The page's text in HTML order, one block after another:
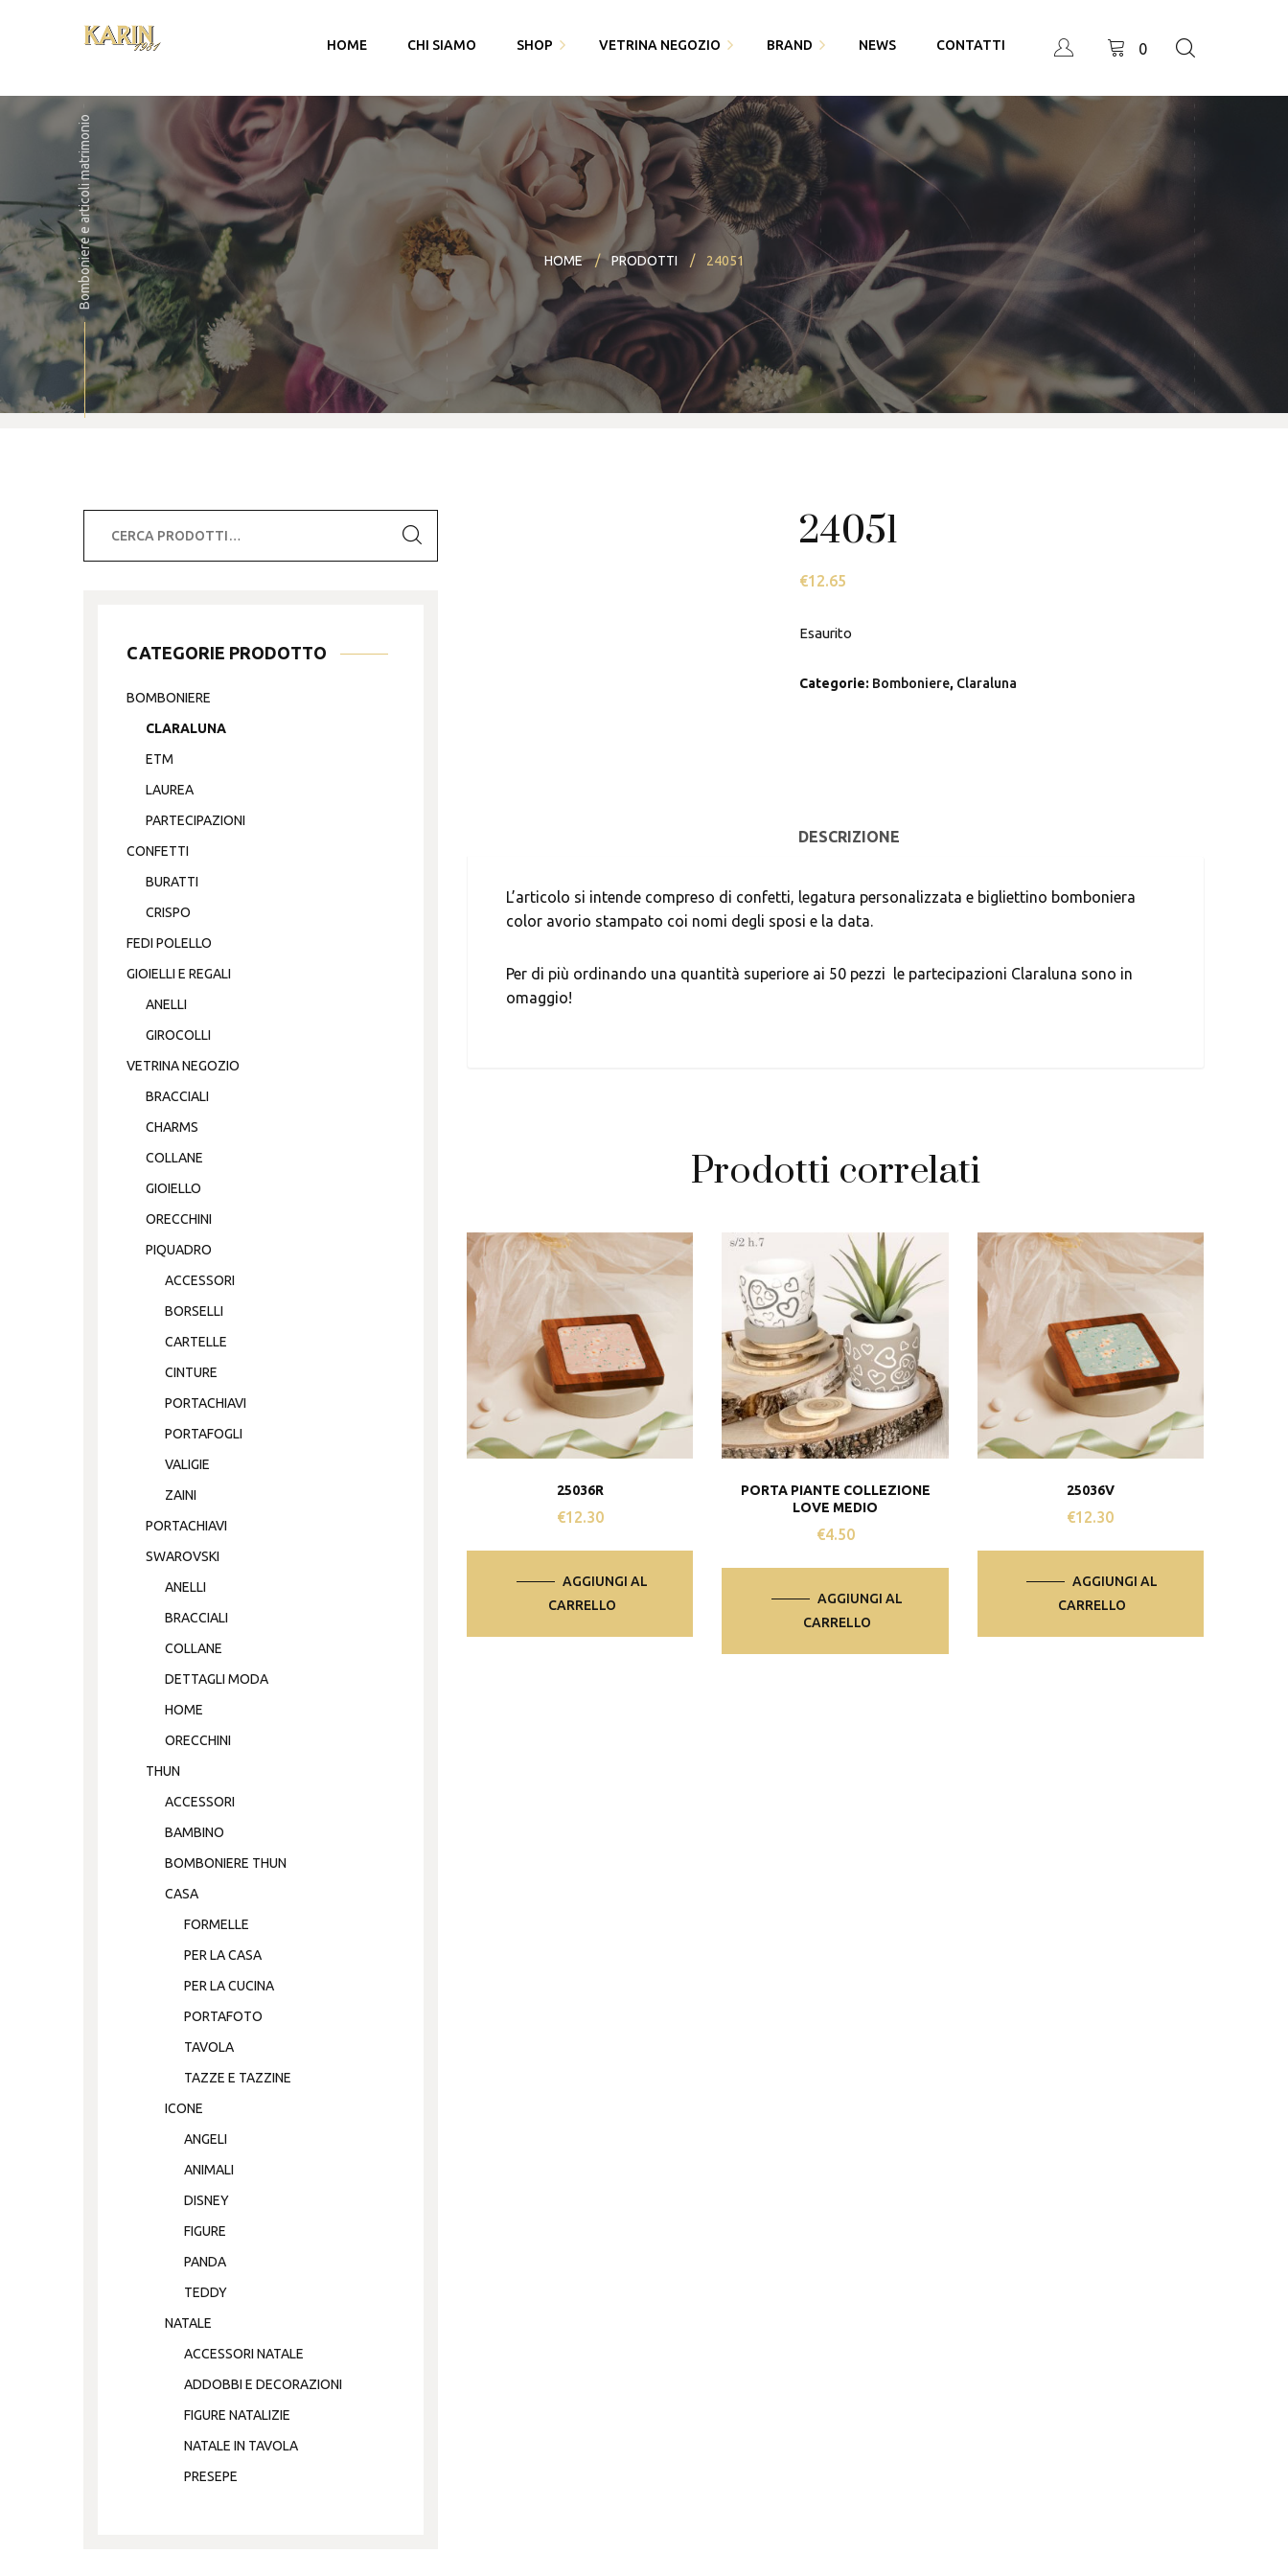
HOME CHI SIAMO SHOP
Fedi Polello
Bracciali saldati e gioielli
permanenti
Bomboniere
Partecipazioni
I miei dati
Account
Carrello
Checkout
VETRINA NEGOZIO
Gioiello
Piquadro
Swarovski
Thun
Bracciali saldati e gioielli
permanenti
BRAND
Cingomma
Gioielleria Karin1981
Maserati
Paciotti 4US
Piquadro
Polello
Alisia
NEWS CONTATTI 0
Bomboniere e articoli matrimonio HOME PRODOTTI 24051
24051
€12.65
Esaurito
Categorie: Bomboniere, Claraluna
DESCRIZIONE
L’articolo si intende compreso di confetti, legatura personalizzata e bigliettino bomboniera
color avorio stampato coi nomi degli sposi e la data.
Per di più ordinando una quantità superiore ai 50 pezzi le partecipazioni Claraluna sono in
omaggio!
Prodotti correlati
25036R
€12.30
AGGIUNGI AL
CARRELLO
PORTA PIANTE COLLEZIONE
LOVE MEDIO
€4.50
AGGIUNGI AL
CARRELLO
25036V
€12.30
AGGIUNGI AL
CARRELLO
CATEGORIE PRODOTTO
BOMBONIERE
CLARALUNA
ETM
LAUREA
PARTECIPAZIONI
CONFETTI
BURATTI
CRISPO
FEDI POLELLO
GIOIELLI E REGALI
ANELLI
GIROCOLLI
VETRINA NEGOZIO
BRACCIALI
CHARMS
COLLANE
GIOIELLO
ORECCHINI
PIQUADRO
ACCESSORI
BORSELLI
CARTELLE
CINTURE
PORTACHIAVI
PORTAFOGLI
VALIGIE
ZAINI
PORTACHIAVI
SWAROVSKI
ANELLI
BRACCIALI
COLLANE
DETTAGLI MODA
HOME
ORECCHINI
THUN
ACCESSORI
BAMBINO
BOMBONIERE THUN
CASA
FORMELLE
PER LA CASA
PER LA CUCINA
PORTAFOTO
TAVOLA
TAZZE E TAZZINE
ICONE
ANGELI
ANIMALI
DISNEY
FIGURE
PANDA
TEDDY
NATALE
ACCESSORI NATALE
ADDOBBI E DECORAZIONI
FIGURE NATALIZIE
NATALE IN TAVOLA
PRESEPE